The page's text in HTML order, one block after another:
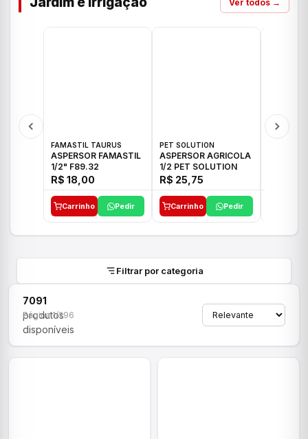
Ver todos →
FAMASTIL TAURUS
ASPERSOR FAMASTIL
1/2" F89.32
R$ 18,00
Carrinho Pedir
PET SOLUTION
ASPERSOR AGRICOLA
1/2 PET SOLUTION
R$ 25,75
Carrinho Pedir
Filtrar por categoria
7091
produtos
disponíveis
Página 1/296